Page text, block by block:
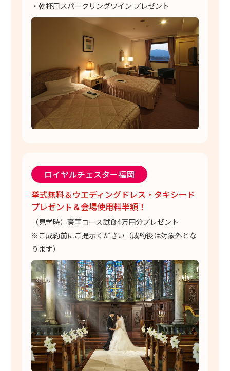
・乾杯用スパークリングワイン プレゼント
ロイヤルチェスター福岡
挙式無料＆ウエディングドレス・タキシード
プレゼント＆会場使用料半額！
（見学時）豪華コース試食4万円分プレゼント
※ご成約前にご提示ください（成約後は対象外とな
ります）